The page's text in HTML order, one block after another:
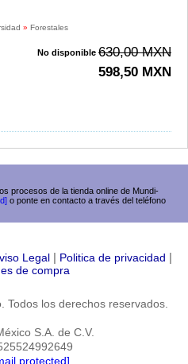
»Forestales
No disponible 630,00 MXN
598,50 MXN
procesos de la tienda online de Mundi-
o ponte en contacto a través del teléfono
Legal| Politica de privacidad |
de compra
los derechos reservados.
S.A. de C.V.
protected]